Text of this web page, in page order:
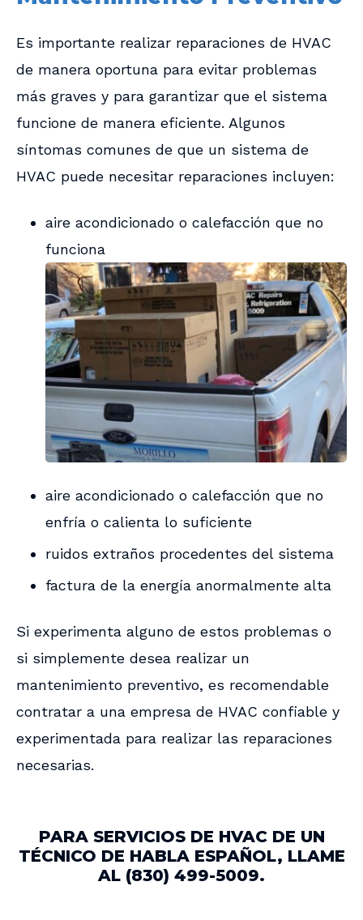
Es importante realizar reparaciones de HVAC
de manera oportuna para evitar problemas
más graves y para garantizar que el sistema
funcione de manera eficiente. Algunos
síntomas comunes de que un sistema de
HVAC puede necesitar reparaciones incluyen:
aire acondicionado o calefacción que no
funciona
aire acondicionado o calefacción que no
enfría o calienta lo suficiente
ruidos extraños procedentes del sistema
factura de la energía anormalmente alta
Si experimenta alguno de estos problemas o
si simplemente desea realizar un
mantenimiento preventivo, es recomendable
contratar a una empresa de HVAC confiable y
experimentada para realizar las reparaciones
necesarias.
PARA SERVICIOS DE HVAC DE UN
TÉCNICO DE HABLA ESPAÑOL, LLAME
AL (830) 499-5009.